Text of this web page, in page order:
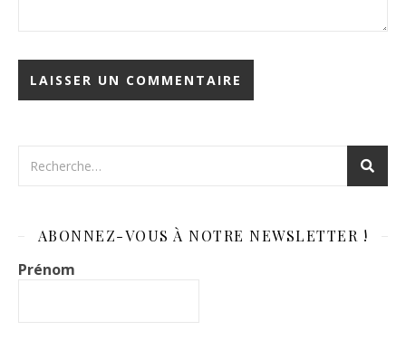
ABONNEZ-VOUS À NOTRE NEWSLETTER !
Prénom